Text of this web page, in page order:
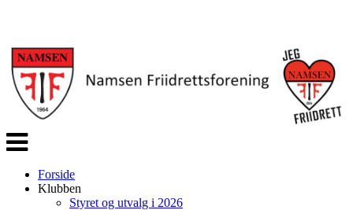
Veksle
navigasjon
Forside
Klubben
Styret og utvalg i 2026